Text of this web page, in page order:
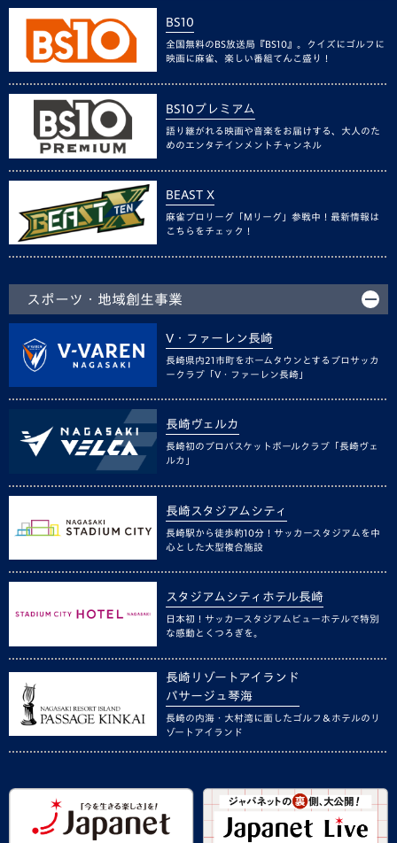
BS10
全国無料のBS放送局『BS10』。クイズにゴルフに
映画に麻雀、楽しい番組てんこ盛り！
BS10プレミアム
語り継がれる映画や音楽をお届けする、大人のた
めのエンタテインメントチャンネル
BEAST X
麻雀プロリーグ「Mリーグ」参戦中！最新情報は
こちらをチェック！
スポーツ・地域創生事業
V・ファーレン長崎
長崎県内21市町をホームタウンとするプロサッカ
ークラブ「V・ファーレン長崎」
長崎ヴェルカ
長崎初のプロバスケットボールクラブ「長崎ヴェ
ルカ」
長崎スタジアムシティ
長崎駅から徒歩約10分！サッカースタジアムを中
心とした大型複合施設
スタジアムシティホテル長崎
日本初！サッカースタジアムビューホテルで特別
な感動とくつろぎを。
長崎リゾートアイランド
パサージュ琴海
長崎の内海・大村湾に面したゴルフ＆ホテルのリ
ゾートアイランド